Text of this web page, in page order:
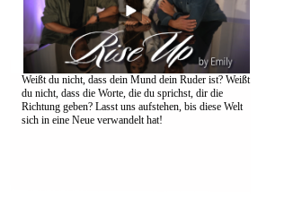
Weißt du nicht, dass dein Mund dein Ruder ist? Weißt
du nicht, dass die Worte, die du sprichst, dir die
Richtung geben? Lasst uns aufstehen, bis diese Welt
sich in eine Neue verwandelt hat!